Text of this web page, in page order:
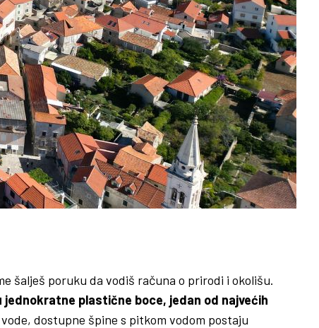
šalješ poruku da vodiš računa o prirodi i okolišu.
jednokratne plastične boce, jedan od najvećih
dostupne špine s pitkom vodom postaju